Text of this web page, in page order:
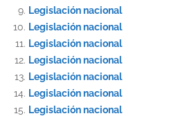
Legislación nacional
Legislación nacional
Legislación nacional
Legislación nacional
Legislación nacional
Legislación nacional
Legislación nacional